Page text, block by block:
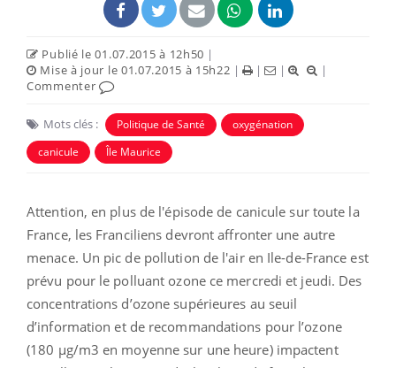
Publié le 01.07.2015 à 12h50 |
Mise à jour le 01.07.2015 à 15h22 | | |
|
Commenter
Mots clés : Politique de Santé
oxygénation
canicule
Île Maurice
Attention, en plus de l'épisode de canicule sur toute la
France, les Franciliens devront affronter une autre
menace. Un pic de pollution de l'air en Ile-de-France est
prévu pour le polluant ozone ce mercredi et jeudi. Des
concentrations d’ozone supérieures au seuil
d’information et de recommandations pour l’ozone
(180 µg/m3 en moyenne sur une heure) impactent